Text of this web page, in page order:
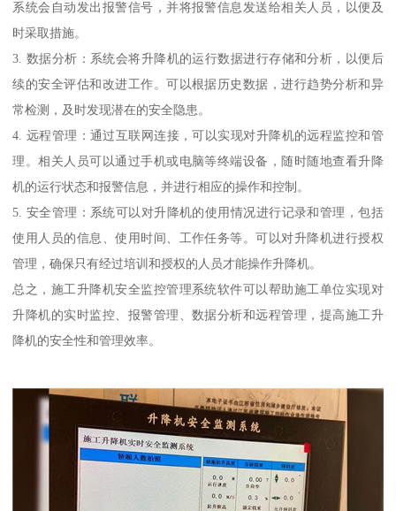
系统会自动发出报警信号，并将报警信息发送给相关人员，以便及
时采取措施。
3. 数据分析：系统会将升降机的运行数据进行存储和分析，以便后
续的安全评估和改进工作。可以根据历史数据，进行趋势分析和异
常检测，及时发现潜在的安全隐患。
4. 远程管理：通过互联网连接，可以实现对升降机的远程监控和管
理。相关人员可以通过手机或电脑等终端设备，随时随地查看升降
机的运行状态和报警信息，并进行相应的操作和控制。
5. 安全管理：系统可以对升降机的使用情况进行记录和管理，包括
使用人员的信息、使用时间、工作任务等。可以对升降机进行授权
管理，确保只有经过培训和授权的人员才能操作升降机。
总之，施工升降机安全监控管理系统软件可以帮助施工单位实现对
升降机的实时监控、报警管理、数据分析和远程管理，提高施工升
降机的安全性和管理效率。